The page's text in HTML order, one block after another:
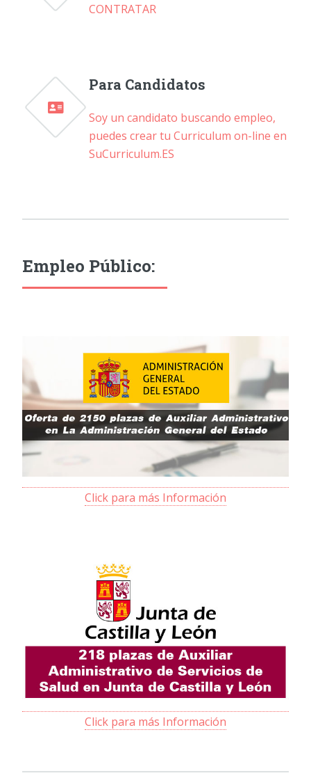
CONTRATAR
Para Candidatos
Soy un candidato buscando empleo,
puedes crear tu Curriculum on-line en
SuCurriculum.ES
Empleo Público:
Click para más Información
Click para más Información